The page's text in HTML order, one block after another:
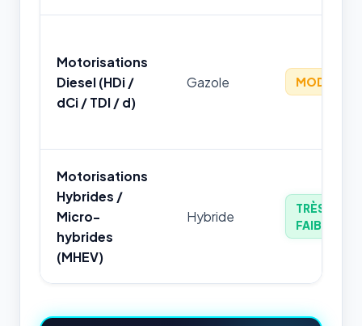
Motorisations
Diesel (HDi /
dCi / TDI / d)
Gazole MODÉRÉ
Motorisations
Hybrides /
Micro-
hybrides
(MHEV)
Hybride
TRÈS
FAIBLE